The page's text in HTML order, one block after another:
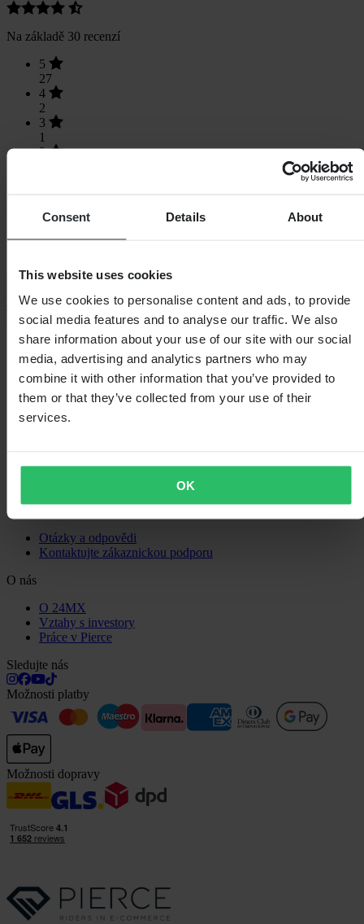
Consent Details About
This website uses cookies
We use cookies to personalise content and ads, to provide
social media features and to analyse our traffic. We also
share information about your use of our site with our social
media, advertising and analytics partners who may
combine it with other information that you’ve provided to
them or that they’ve collected from your use of their
services.
OK
Na základě 30 recenzí
5
27
4
2
3
1
2
Načítání...
Nákupy
Zásady ochrany osobních údajů
Doprava a doručení
Platba
Právo na odstoupení
Stav objednávky
Zákaznická podpora
Otázky a odpovědi
Kontaktujte zákaznickou podporu
O nás
O 24MX
Vztahy s investory
Práce v Pierce
Sledujte nás
Možnosti platby
Možnosti dopravy